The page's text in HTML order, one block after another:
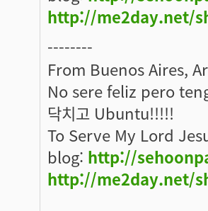
http://me2day.net/
--------
From Buenos Aires,
No sere feliz pero
닥치고 Ubuntu!!!!!
To Serve My Lord
blog: http://
http://me2day.net/